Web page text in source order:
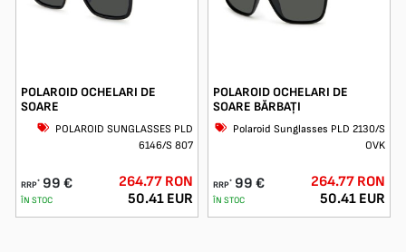
POLAROID OCHELARI DE
SOARE
POLAROID SUNGLASSES PLD
6146/S 807
RRP* 99 €
ÎN STOC
264.77 RON
50.41 EUR
POLAROID OCHELARI DE
SOARE BĂRBAȚI
Polaroid Sunglasses PLD 2130/S
OVK
RRP* 99 €
ÎN STOC
264.77 RON
50.41 EUR